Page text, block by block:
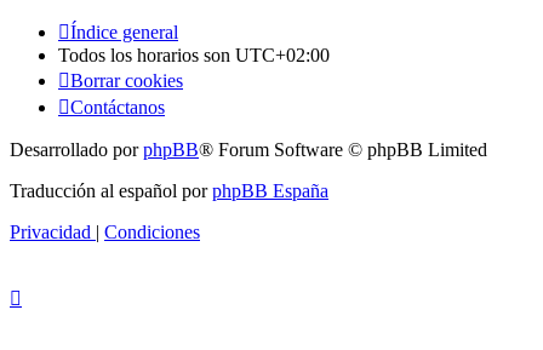
Índice general
Todos los horarios son UTC+02:00
Borrar cookies
Contáctanos
Desarrollado porphpBB® Forum Software © phpBB Limited
Traducción al español porphpBB España
Privacidad
Condiciones